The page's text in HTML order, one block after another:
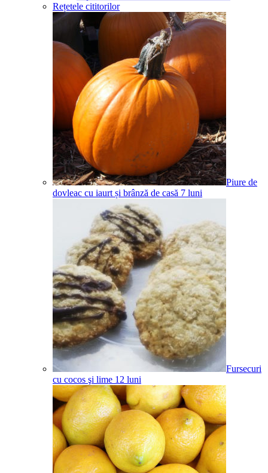
Rețetele cititorilor
Piure de
dovleac cu iaurt și brânză de casă 7 luni
Fursecuri
cu cocos şi lime 12 luni